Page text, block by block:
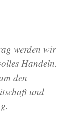
werden wir
Handeln.
den
und